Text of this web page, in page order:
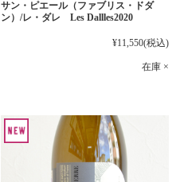
サン・ピエール（ファブリス・ドダ
ン）/レ・ダレ Les Dallles2020
¥11,550(税込)
在庫 ×